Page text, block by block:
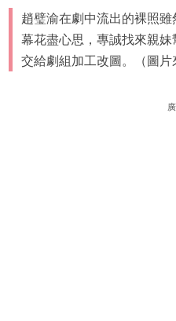
趙璧渝在劇中流出的裸照
幕花盡心思，專誠找來親
交給劇組加工改圖。（圖片